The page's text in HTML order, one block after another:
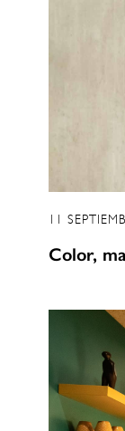
11
Color,